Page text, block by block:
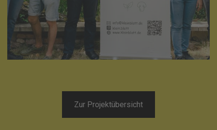
Zur Projektübersicht